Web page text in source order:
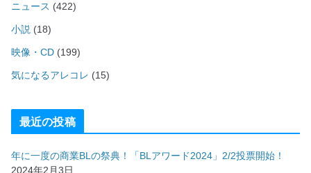
ニュース (422)
小説 (18)
映像・CD (199)
気になるアレコレ (15)
最近の投稿
年に一度の商業BLの祭典！「BLアワード2024」2/2投票開始！
2024年2月3日